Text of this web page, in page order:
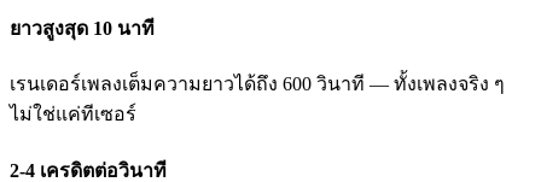
ยาวสูงสุด 10 นาที
เรนเดอร์เพลงเต็มความยาวได้ถึง 600 วินาที — ทั้งเพลงจริง ๆ
ไม่ใช่แค่ทีเซอร์
2-4 เครดิตต่อวินาที